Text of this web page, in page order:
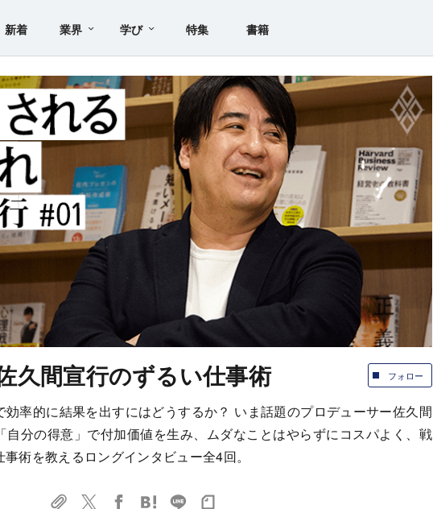
新着 業界 学び 特集 書籍
フォロー
久間宣行のずるい仕事術
率的に結果を出すにはどうするか？ いま話題のプロデューサー佐久間
自分の得意」で付加価値を生み、ムダなことはやらずにコスパよく、戦
術を教えるロングインタビュー全4回。